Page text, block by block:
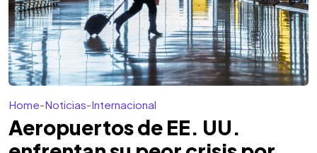
Home-Noticias-Internacional
Aeropuertos de EE. UU.